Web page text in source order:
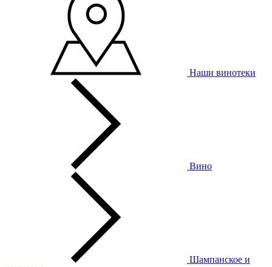
Наши винотеки
Вино
Шампанское и